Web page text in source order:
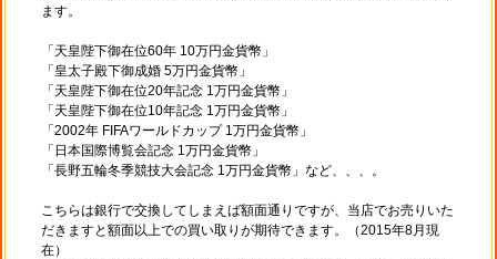
ます。
「天皇陛下御在位60年 10万円金貨幣」
「皇太子殿下御成婚 5万円金貨幣」
「天皇陛下御在位20年記念 1万円金貨幣」
「天皇陛下御在位10年記念 1万円金貨幣」
「2002年 FIFAワールドカップ 1万円金貨幣」
「日本国際博覧会記念 1万円金貨幣」
「長野五輪冬季競技大会記念 1万円金貨幣」など、、、。
こちらは銀行で交換してしまえば額面通りですが、当店でお売りいた
だきますと額面以上での買い取りが期待できます。（2015年8月現
在）